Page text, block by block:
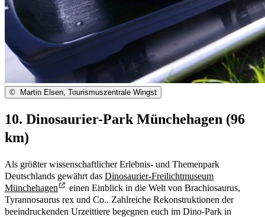
© Martin Elsen, Tourismuszentrale Wingst
10. Dinosaurier-Park Münchehagen (96
km)
Als größter wissenschaftlicher Erlebnis- und Themenpark
Deutschlands gewährt das Dinosaurier-Freilichtmuseum
Münchehagen
einen Einblick in die Welt von Brachiosaurus,
Tyrannosaurus rex und Co.. Zahlreiche Rekonstruktionen der
beeindruckenden Urzeittiere begegnen euch im Dino-Park in